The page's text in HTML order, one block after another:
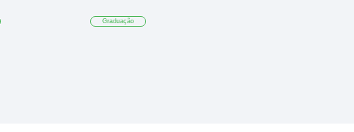
Graduação